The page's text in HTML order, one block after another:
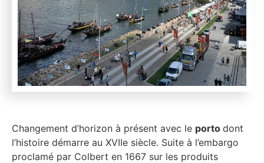
Changement d’horizon à présent avec le porto dont
l’histoire démarre au XVIIe siècle. Suite à l’embargo
proclamé par Colbert en 1667 sur les produits